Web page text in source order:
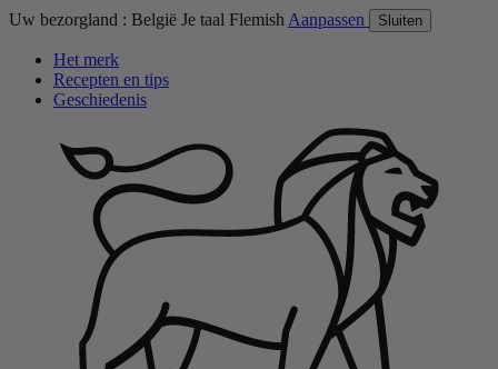
Uw bezorgland : België Je taal Flemish Aanpassen Sluiten
Het merk
Recepten en tips
Geschiedenis